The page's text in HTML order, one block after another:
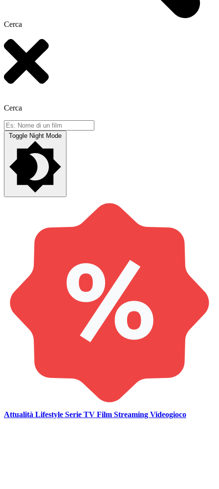
Cerca
Cerca
Toggle Night Mode
Attualità Lifestyle Serie TV Film Streaming Videogioco